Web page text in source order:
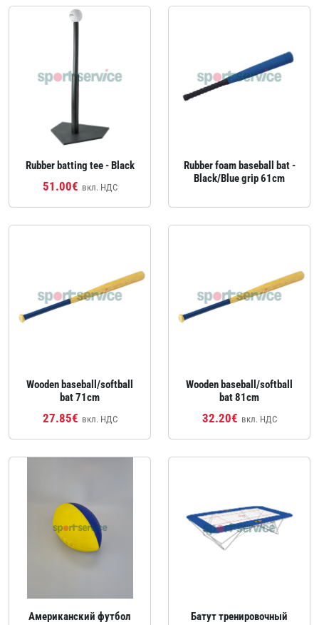
Rubber batting tee - Black
51.00€ вкл. НДС
Rubber foam baseball bat -
Black/Blue grip 61cm
Wooden baseball/softball
bat 71cm
27.85€ вкл. НДС
Wooden baseball/softball
bat 81cm
32.20€ вкл. НДС
Американский футбол Батут тренировочный